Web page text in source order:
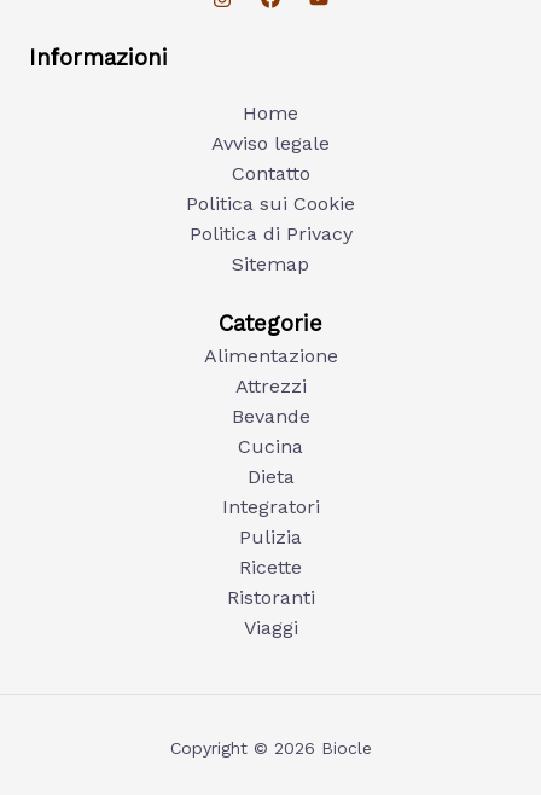
Informazioni
Home
Avviso legale
Contatto
Politica sui Cookie
Politica di Privacy
Sitemap
Categorie
Alimentazione
Attrezzi
Bevande
Cucina
Dieta
Integratori
Pulizia
Ricette
Ristoranti
Viaggi
Copyright © 2026 Biocle